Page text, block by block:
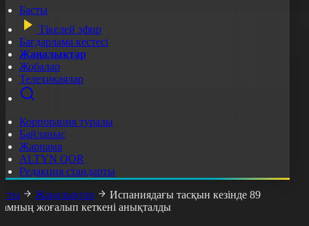
Басты
Тікелей эфир
Бағдарлама кестесі
Жаңалықтар
Жобалар
Телехикаялар
Корпорация туралы
Байланыс
Жарнама
ALTYN QOR
Редакция стандарты
Жаңалықтар
Испаниядағы тасқын кезінде 89
жоғалып кеткені анықталды